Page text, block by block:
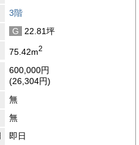
3階
G
22.81坪
75.42m2
600,000円
(26,304円)
無
無
即日